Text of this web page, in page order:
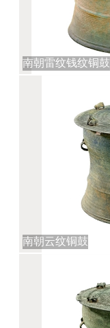
南朝雷纹钱纹铜鼓
南朝云纹铜鼓